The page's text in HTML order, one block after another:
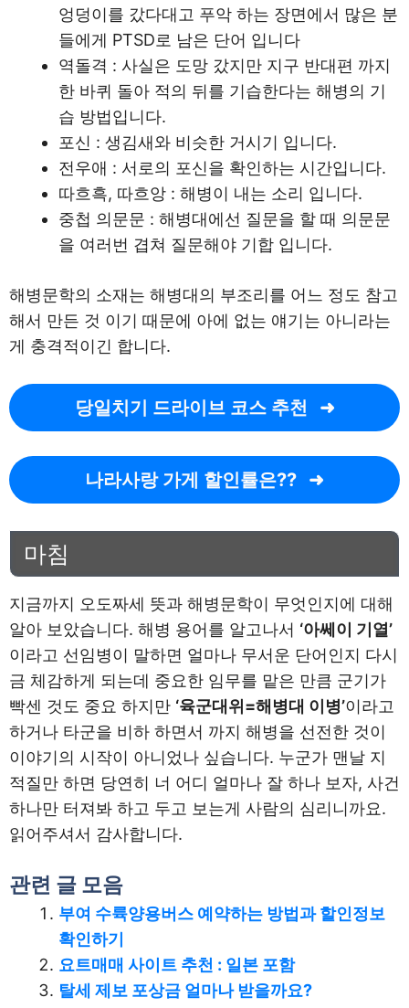
엉덩이를 갔다대고 푸악 하는 장면에서 많은 분
들에게 PTSD로 남은 단어 입니다
역돌격 : 사실은 도망 갔지만 지구 반대편 까지
한 바퀴 돌아 적의 뒤를 기습한다는 해병의 기
습 방법입니다.
포신 : 생김새와 비슷한 거시기 입니다.
전우애 : 서로의 포신을 확인하는 시간입니다.
따흐흑, 따흐앙 : 해병이 내는 소리 입니다.
중첩 의문문 : 해병대에선 질문을 할 때 의문문
을 여러번 겹쳐 질문해야 기합 입니다.
해병문학의 소재는 해병대의 부조리를 어느 정도 참고
해서 만든 것 이기 때문에 아에 없는 얘기는 아니라는
게 충격적이긴 합니다.
당일치기 드라이브 코스 추천
나라사랑 가게 할인률은??
마침
지금까지 오도짜세 뜻과 해병문학이 무엇인지에 대해
알아 보았습니다. 해병 용어를 알고나서 ‘아쎄이 기열’
이라고 선임병이 말하면 얼마나 무서운 단어인지 다시
금 체감하게 되는데 중요한 임무를 맡은 만큼 군기가
빡센 것도 중요 하지만 ‘육군대위=해병대 이병’이라고
하거나 타군을 비하 하면서 까지 해병을 선전한 것이
이야기의 시작이 아니었나 싶습니다. 누군가 맨날 지
적질만 하면 당연히 너 어디 얼마나 잘 하나 보자, 사건
하나만 터져봐 하고 두고 보는게 사람의 심리니까요.
읽어주셔서 감사합니다.
관련 글 모음
부여 수륙양용버스 예약하는 방법과 할인정보
확인하기
요트매매 사이트 추천 : 일본 포함
탈세 제보 포상금 얼마나 받을까요?